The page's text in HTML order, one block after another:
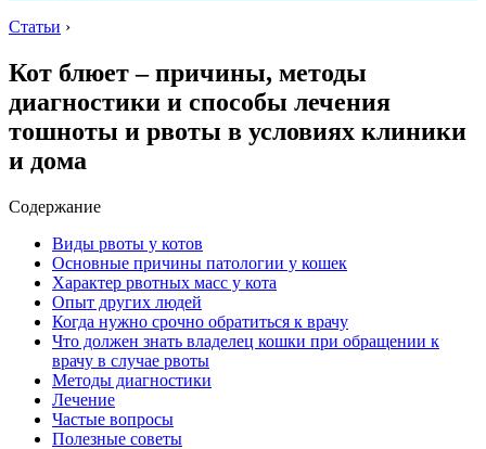
Статьи ›
Кот блюет – причины, методы
диагностики и способы лечения
тошноты и рвоты в условиях клиники
и дома
Содержание
Виды рвоты у котов
Основные причины патологии у кошек
Характер рвотных масс у кота
Опыт других людей
Когда нужно срочно обратиться к врачу
Что должен знать владелец кошки при обращении к
врачу в случае рвоты
Методы диагностики
Лечение
Частые вопросы
Полезные советы